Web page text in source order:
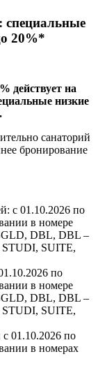
специальные
20%*
действует на
низкие
санаторий
бронирование
с 01.10.2026 по
в номере
DBL, DBL –
SUITE,
по
в номере
DBL, DBL –
SUITE,
01.10.2026 по
в номерах